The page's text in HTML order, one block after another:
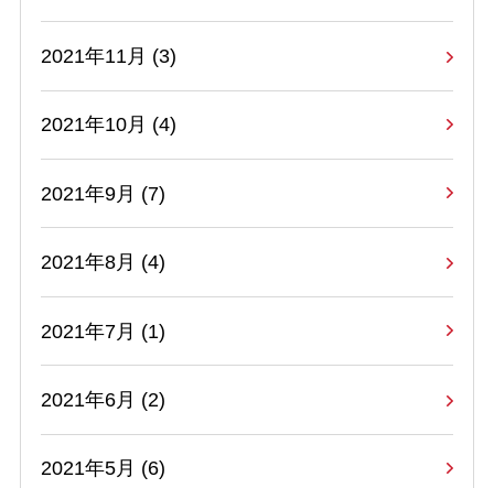
2021年11月 (3)
2021年10月 (4)
2021年9月 (7)
2021年8月 (4)
2021年7月 (1)
2021年6月 (2)
2021年5月 (6)